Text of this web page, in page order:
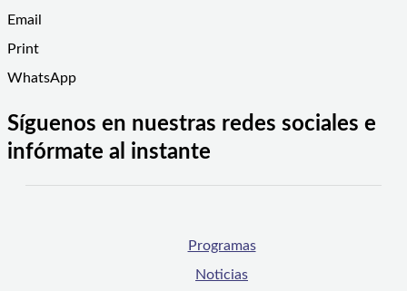
Email
Print
WhatsApp
Síguenos en nuestras redes sociales e
infórmate al instante
Programas
Noticias